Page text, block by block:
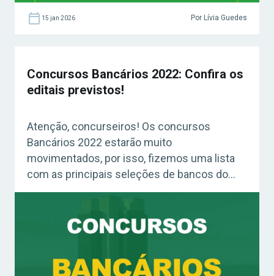
15 jan 2026 Por Lívia Guedes
Concursos Bancários 2022: Confira os
editais previstos!
Atenção, concurseiros! Os concursos
Bancários 2022 estarão muito
movimentados, por isso, fizemos uma lista
com as principais seleções de bancos do
ano que vem. Confira! Confira: Guia Definitivo
Antes de mais nada, vale dizer que as
oportunidades estarão espalhadas por todo o
Brasil, portanto se programe para […]